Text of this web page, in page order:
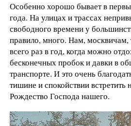
Особенно хорошо бывает в
года. На улицах и трассах
свободного времени у
правило, много. Нам, москвичам,
всего раз в год, когда можно
бесконечных пробок и давки в
транспорте. И это очень
тишине и спокойствии встретить
Рождество Господа нашего.